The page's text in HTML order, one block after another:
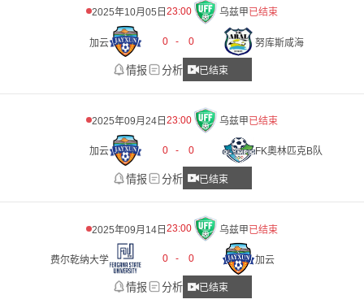
2025年10月05日 23:00 乌兹甲已结束
加云 0 - 0 努库斯咸海
情报 分析 已结束
2025年09月24日 23:00 乌兹甲已结束
加云 0 - 0 FK奧林匹克B队
情报 分析 已结束
2025年09月14日 23:00 乌兹甲已结束
费尔乾纳大学 0 - 0 加云
情报 分析 已结束